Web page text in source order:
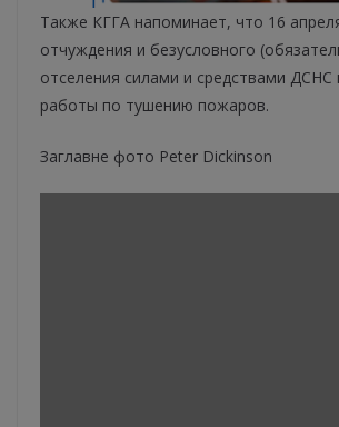
Также КГГА напоминает, что 16
отчуждения и безусловного
отселения силами и средствами
работы по тушению пожаров.
Заглавне фото Peter Dickinson